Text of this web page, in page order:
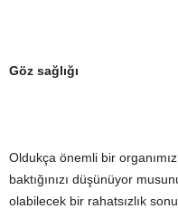
Göz sağlığı
Oldukça önemli bir
baktığınızı düşünüyor
olabilecek bir rahatsızlık